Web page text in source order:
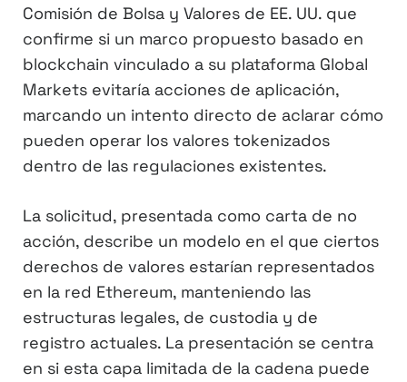
Comisión de Bolsa y Valores de EE. UU. que
confirme si un marco propuesto basado en
blockchain vinculado a su plataforma Global
Markets evitaría acciones de aplicación,
marcando un intento directo de aclarar cómo
pueden operar los valores tokenizados
dentro de las regulaciones existentes.
La solicitud, presentada como carta de no
acción, describe un modelo en el que ciertos
derechos de valores estarían representados
en la red Ethereum, manteniendo las
estructuras legales, de custodia y de
registro actuales. La presentación se centra
en si esta capa limitada de la cadena puede